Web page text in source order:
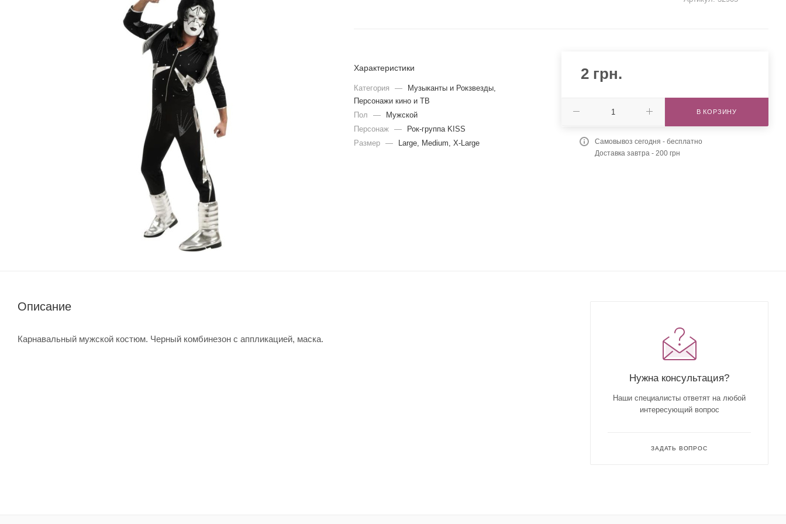
Характеристики
Категория —
Музыканты и Рокзвезды,
Персонажи кино и ТВ
Пол
—
Мужской
Персонаж
—
Рок-группа KISS
Размер
— Large, Medium, X-Large
2грн.
В КОРЗИНУ
Самовывоз сегодня - бесплатно
Доставка завтра - 200 грн
Описание
Карнавальный мужской костюм. Черный комбинезон с аппликацией, маска.
Нужна консультация?
Наши специалисты ответят на любой
интересующий вопрос
ЗАДАТЬ ВОПРОС